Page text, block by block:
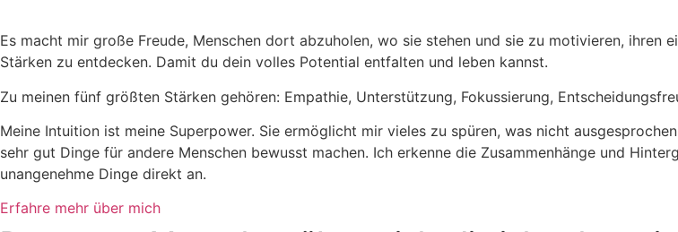
Es macht mir große Freude, Menschen dort abzuholen, wo sie stehen und sie zu motivieren, ihren
Stärken zu entdecken. Damit du dein volles Potential entfalten und leben kannst.
Zu meinen fünf größten Stärken gehören: Empathie, Unterstützung, Fokussierung,
Meine Intuition ist meine Superpower. Sie ermöglicht mir vieles zu spüren, was nicht
sehr gut Dinge für andere Menschen bewusst machen. Ich erkenne die Zusammenhänge und
unangenehme Dinge direkt an.
Erfahre mehr über mich